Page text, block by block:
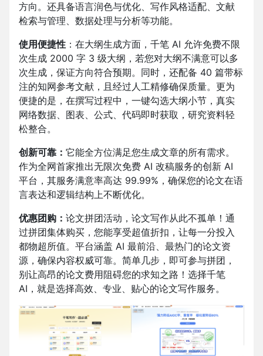
方向。还具备语言润色与优化、写作风格适配、文献
检索与管理、数据处理与分析等功能。
使用便捷性 ：在大纲生成方面，千笔 AI 允许免费不限
次生成 2000 字 3 级大纲，若您对大纲不满意可以多
次生成，保证方向符合预期。同时，还配备 40 篇带标
注的知网参考文献，且经过人工精修确保质量。更为
便捷的是，在撰写过程中，一键勾选大纲小节，真实
网络数据、图表、公式、代码即时获取，研究资料轻
松整合。
创新可靠： 它能全方位满足您生成文章的所有需求。
作为全网首家推出无限次免费 AI 改稿服务的创新 AI
平台，其服务满意率高达 99.99%，确保您的论文在语
言表达和逻辑结构上不断优化。​
优惠团购： 论文拼团活动，论文写作从此不孤单！通
过拼团集体购买，您能享受超值折扣，让每一分投入
都物超所值。平台涵盖 AI 最前沿、最热门的论文资
源，确保内容权威可靠。简单几步，即可参与拼团，
别让高昂的论文费用阻碍您的求知之路！选择千笔
AI，就是选择高效、专业、贴心的论文写作服务。